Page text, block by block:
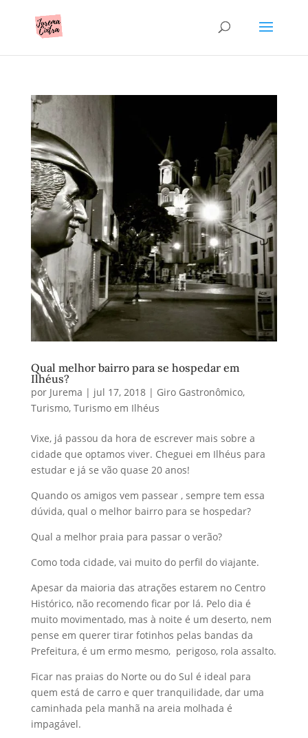
Qual melhor bairro para se hospedar em
Ilhéus?
por Jurema | jul 17, 2018| Giro Gastronômico,
Turismo, Turismo em Ilhéus
Vixe, já passou da hora de escrever mais sobre a
cidade que optamos viver. Cheguei em Ilhéus para
estudar e já se vão quase 20 anos!
Quando os amigos vem passear , sempre tem essa
dúvida, qual o melhor bairro para se hospedar?
Qual a melhor praia para passar o verão?
Como toda cidade, vai muito do perfil do viajante.
Apesar da maioria das atrações estarem no Centro
Histórico, não recomendo ficar por lá. Pelo dia é
muito movimentado, mas à noite é um deserto, nem
pense em querer tirar fotinhos pelas bandas da
Prefeitura, é um ermo mesmo, perigoso, rola assalto.
Ficar nas praias do Norte ou do Sul é ideal para
quem está de carro e quer tranquilidade, dar uma
caminhada pela manhã na areia molhada é
impagável.